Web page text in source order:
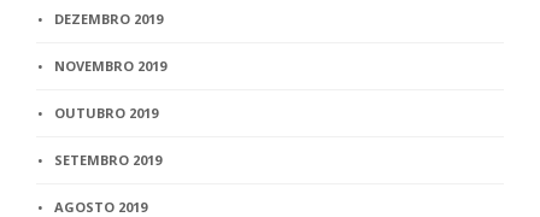
DEZEMBRO 2019
NOVEMBRO 2019
OUTUBRO 2019
SETEMBRO 2019
AGOSTO 2019